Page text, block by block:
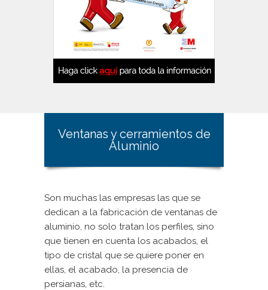
Ventanas y cerramientos de
Aluminio
Son muchas las empresas las que se
dedican a la fabricación de ventanas de
aluminio, no solo tratan los perfiles, sino
que tienen en cuenta los acabados, el
tipo de cristal que se quiere poner en
ellas, el acabado, la presencia de
persianas, etc.